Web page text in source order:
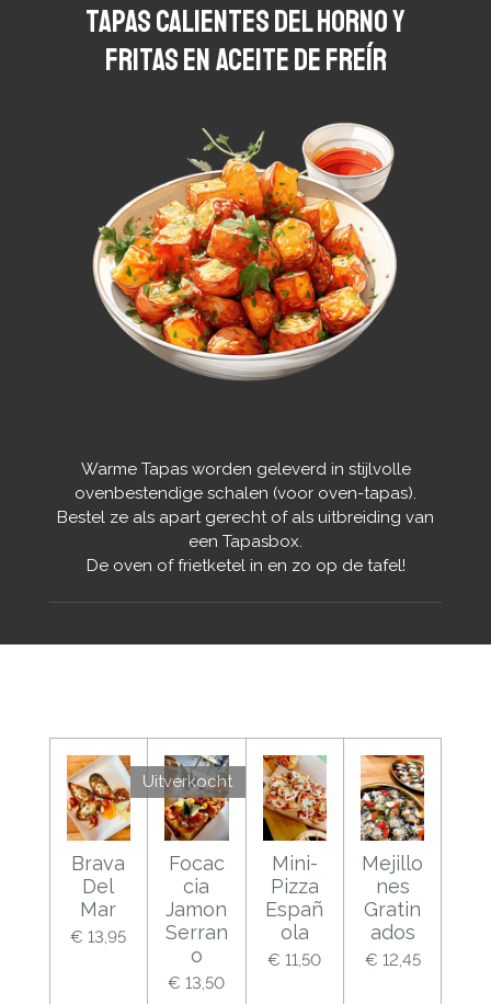
Tapas calientes del horno y
fritas en aceite de freír
Warme Tapas worden geleverd in stijlvolle
ovenbestendige schalen (voor oven-tapas).
Bestel ze als apart gerecht of als uitbreiding van
een Tapasbox.
De oven of frietketel in en zo op de tafel!
Brava
Del
Mar
€ 13,95
Uitverkocht
Focac
cia
Jamon
Serran
o
€ 13,50
Mini-
Pizza
Españ
ola
€ 11,50
Mejillo
nes
Gratin
ados
€ 12,45